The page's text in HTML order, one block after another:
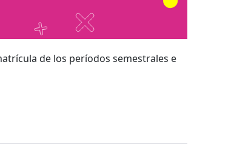
de los períodos semestrales e